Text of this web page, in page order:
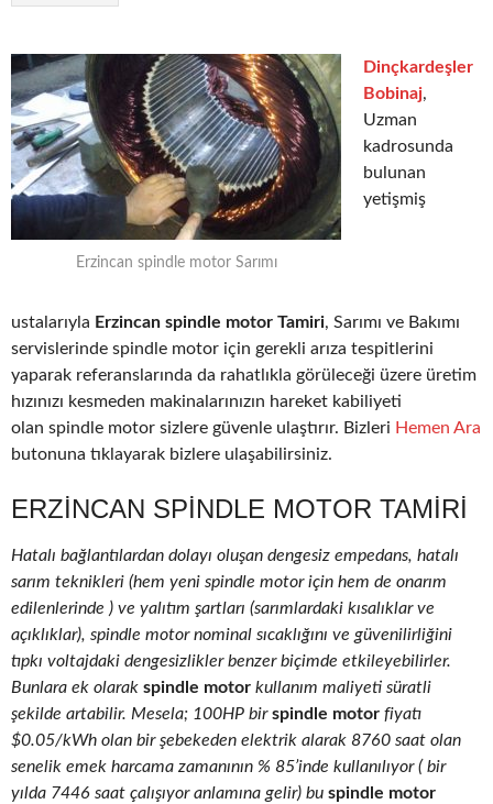
Erzincan spindle motor Sarımı
Dinçkardeşler
Bobinaj,
Uzman
kadrosunda
bulunan
yetişmiş
ustalarıyla Erzincan spindle motor Tamiri, Sarımı ve Bakımı
servislerinde spindle motor için gerekli arıza tespitlerini
yaparak referanslarında da rahatlıkla görüleceği üzere üretim
hızınızı kesmeden makinalarınızın hareket kabiliyeti
olan spindle motor sizlere güvenle ulaştırır. Bizleri Hemen Ara
butonuna tıklayarak bizlere ulaşabilirsiniz.
ERZINCAN SPINDLE MOTOR TAMIRI
Hatalı bağlantılardan dolayı oluşan dengesiz empedans, hatalı
sarım teknikleri (hem yeni spindle motor için hem de onarım
edilenlerinde ) ve yalıtım şartları (sarımlardaki kısalıklar ve
açıklıklar), spindle motor nominal sıcaklığını ve güvenilirliğini
tıpkı voltajdaki dengesizlikler benzer biçimde etkileyebilirler.
Bunlara ek olarak spindle motor kullanım maliyeti süratli
şekilde artabilir. Mesela; 100HP birspindle motor fiyatı
$0.05/kWh olan bir şebekeden elektrik alarak 8760 saat olan
senelik emek harcama zamanının % 85’inde kullanılıyor ( bir
yılda 7446 saat çalışıyor anlamına gelir) bu spindle motor